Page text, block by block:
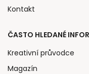
Kontakt
ČASTO HLEDANÉ
Kreativní průvodce
Magazín